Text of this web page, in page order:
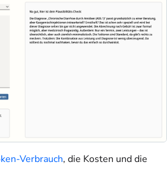
Verbrauch, die Kosten und die